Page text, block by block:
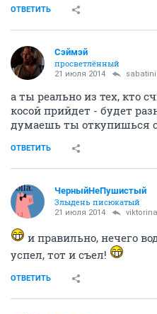
ОТВЕТИТЬ
Сэймэй
просветлённый
21 июля 2014 sabatini
а ты реально из тех, кто
косой прийдет - будет
думаешь ты откупишься
ОТВЕТИТЬ
ЧерныйНеПушистый
Злыдень писюкатый
21 июля 2014 viktorina
и правильно, нечего
успел, тот и съел!
ОТВЕТИТЬ